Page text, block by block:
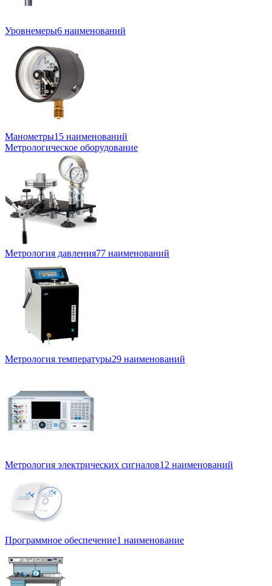
Уровнемеры6 наименований
Манометры15 наименований
Метрологическое оборудование
Метрология давления77 наименований
Метрология температуры29 наименований
Метрология электрических сигналов12 наименований
Программное обеспечение1 наименование